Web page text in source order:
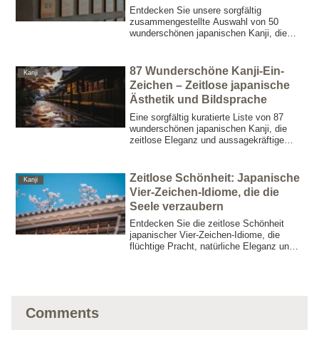
Entdecken Sie unsere sorgfältig
zusammengestellte Auswahl von 50
wunderschönen japanischen Kanji, die
modernem Stil.
Kanji
87 Wunderschöne Kanji-Ein-
Zeichen – Zeitlose japanische
Ästhetik und Bildsprache
Eine sorgfältig kuratierte Liste von 87
wunderschönen japanischen Kanji, die
zeitlose Eleganz und aussagekräftige
ideal für Namensgebung und kreative
Charakterinspiration.
Kanji
Zeitlose Schönheit: Japanische
Vier-Zeichen-Idiome, die die
Seele verzaubern
Entdecken Sie die zeitlose Schönheit
japanischer Vier-Zeichen-Idiome, die
flüchtige Pracht, natürliche Eleganz und
Comments